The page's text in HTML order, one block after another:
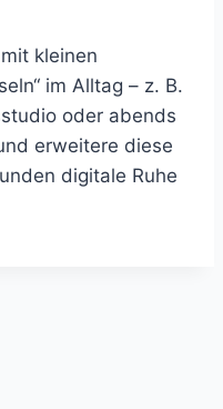
kleinen
im Alltag – z. B.
oder abends
erweitere diese
digitale Ruhe